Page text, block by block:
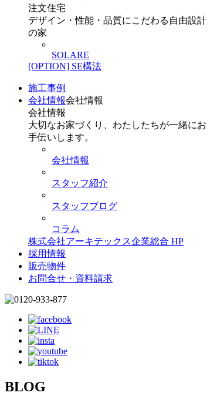
注文住宅
デザイン・性能・品質にこだわる自由設計
の家
SOLARE
[OPTION] SE構法
施工事例
会社情報会社情報
会社情報
大切なお家づくり、わたしたちが一緒にお
手伝いします。
会社情報
スタッフ紹介
スタッフブログ
コラム
株式会社アーキテックス企業総合 HP
採用情報
販売物件
お問合せ・資料請求
BLOG